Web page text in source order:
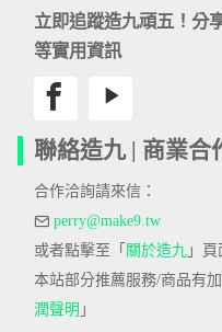
立即追蹤造九頑五！分
等實用資訊
聯絡造九 | 商業合
合作洽詢請來信：
perry@make9.tw
或者點擊至「 關於造九 」
本站部分推薦服務/商品有
潤聲明 」